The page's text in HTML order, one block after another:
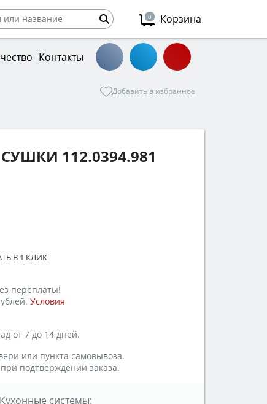
0 Корзина
Контакты
Добавить в избранное
112.0394.981
В 1 КЛИК
переплаты!
Условия
от 7 до 14 дней.
или пункта самовывоза.
подтверждении заказа.
системы: